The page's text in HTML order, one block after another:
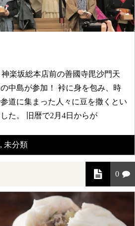
楽坂総本店前の善國寺毘沙門天
中島が参加！ 裃に身を包み、時
道に集まった人々に豆を撒くとい
た。 旧暦で2月4日からが
, 未分類
0